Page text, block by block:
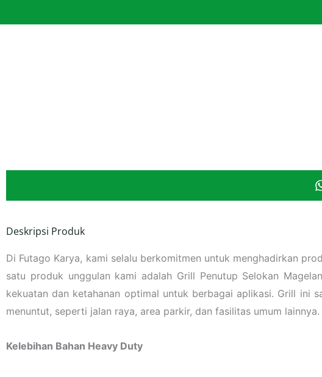
Deskripsi Produk
Di Futago Karya, kami selalu berkomitmen untuk menghadirkan
satu produk unggulan kami adalah Grill Penutup Selokan
kekuatan dan ketahanan optimal untuk berbagai aplikasi. Grill ini
menuntut, seperti jalan raya, area parkir, dan fasilitas umum lainnya.
Kelebihan Bahan Heavy Duty